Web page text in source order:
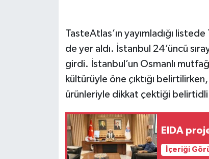
TasteAtlas’ın yayımladığı
de yer aldı. İstanbul 24’üncü
girdi. İstanbul’un Osmanlı
kültürüyle öne çıktığı
ürünleriyle dikkat çektiği
EIDA
İçeriği
Yeme-İçme